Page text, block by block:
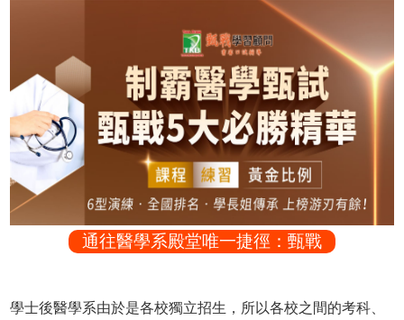
通往醫學系殿堂唯一捷徑：甄戰
學士後醫學系由於是各校獨立招生，所以各校之間的考科、